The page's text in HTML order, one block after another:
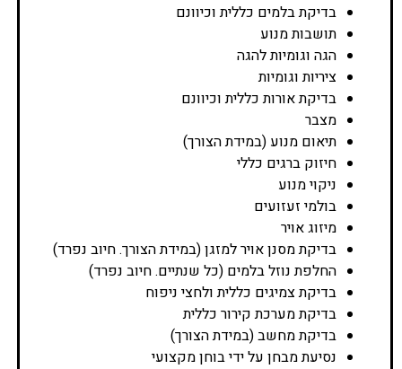
בדיקת בלמים כללית וכיוונם
תושבות מנוע
הגה וגומיות להגה
ציריות וגומיות
בדיקת אורות כללית וכיוונם
מצבר
תיאום מנוע (במידת הצורך)
חיזוק ברגים כללי
ניקוי מנוע
בולמי זעזועים
מיזוג אויר
בדיקת מסנן אויר למזגן (במידת הצורך. חיוב נפרד)
החלפת נוזל בלמים (כל שנתיים. חיוב נפרד)
בדיקת צמיגים כללית ולחצי ניפוח
בדיקת מערכת קירור כללית
בדיקת מחשב (במידת הצורך)
נסיעת מבחן על ידי בוחן מקצועי